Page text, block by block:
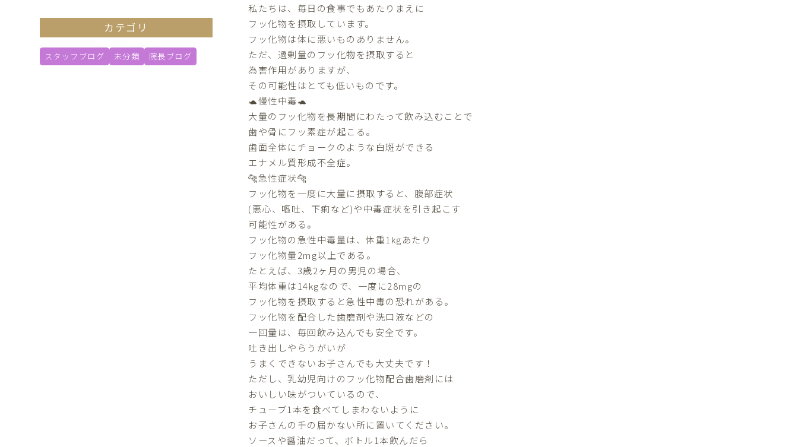
私たちは、毎日の食事でもあたりまえに
フッ化物を摂取しています。
フッ化物は体に悪いものありません。
ただ、過剰量のフッ化物を摂取すると
為害作用がありますが、
その可能性はとても低いものです。
🐢慢性中毒🐢
大量のフッ化物を長期間にわたって飲み込むことで
歯や骨にフッ素症が起こる。
歯面全体にチョークのような白斑ができる
エナメル質形成不全症。
🐆急性症状🐆
フッ化物を一度に大量に摂取すると、腹部症状
(悪心、嘔吐、下痢など)や中毒症状を引き起こす
可能性がある。
フッ化物の急性中毒量は、体重1kgあたり
フッ化物量2mg以上である。
たとえば、3歳2ヶ月の男児の場合、
平均体重は14kgなので、一度に28mgの
フッ化物を摂取すると急性中毒の恐れがある。
フッ化物を配合した歯磨剤や洗口液などの
一回量は、毎回飲み込んでも安全です。
吐き出しやらうがいが
うまくできないお子さんでも大丈夫です！
ただし、乳幼児向けのフッ化物配合歯磨剤には
おいしい味がついているので、
チューブ1本を食べてしまわないように
お子さんの手の届かない所に置いてください。
ソースや醤油だって、ボトル1本飲んだら
カテゴリ
スタッフブログ 未分類 院長ブログ